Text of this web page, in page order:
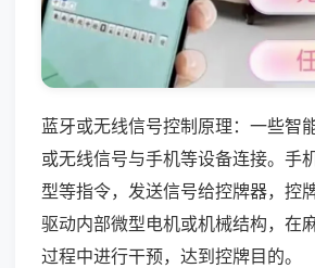
蓝牙或无线信号控制原理：一些智
或无线信号与手机等设备连接。手
型等指令，发送信号给控牌器，控
驱动内部微型电机或机械结构，在
过程中进行干预，达到控牌目的。